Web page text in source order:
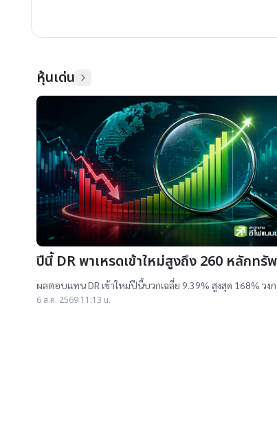
หุ้นเด่น
ปีนี้ DR พาเหรดเข้าใหม่สูงถึง 260 หลักทรั
ผลตอบแทนบวกเฉลี่ย 9% สูงสุด 168%
ผลตอบแทน DR เข้าใหม่ปีนี้บวกเฉลี่ย 9.39% สูงสุด 168% วงก
สาเหตุออกใหม่จำนวนมาก เป็นไปตามความต้องการลงทุนหุ้นเ
6 ส.ค. 2569 11:13 น.